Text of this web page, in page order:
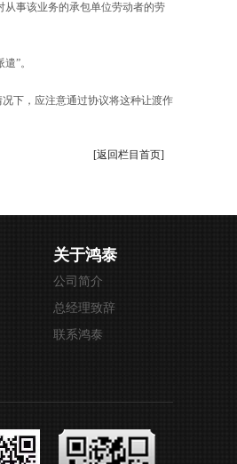
从事该业务的承包单位劳动者的劳
”。
下，应注意通过协议将这种让渡作
[返回栏目首页]
关于鸿泰
公司简介
总经理致辞
联系鸿泰